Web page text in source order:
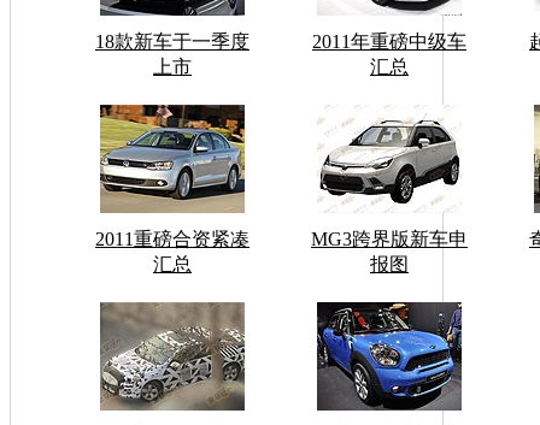
18款新车于一季度
上市
2011年重磅中级车
汇总
2011重磅合资紧凑
汇总
MG3跨界版新车申
报图